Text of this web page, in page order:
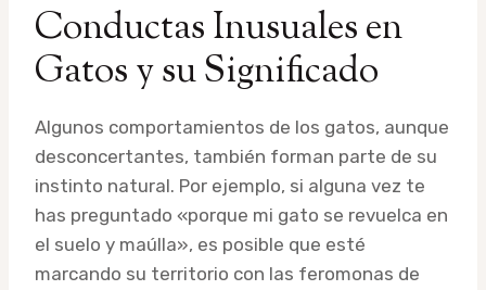
Conductas Inusuales en
Gatos y su Significado
Algunos comportamientos de los gatos, aunque
desconcertantes, también forman parte de su
instinto natural. Por ejemplo, si alguna vez te
has preguntado «porque mi gato se revuelca en
el suelo y maúlla», es posible que esté
marcando su territorio con las feromonas de